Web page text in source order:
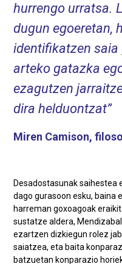
hurrengo urratsa.
dugun egoeretan,
identifikatzen saia
arteko gatazka
ezagutzen
dira helduontzat
Miren Camison,
Desadostasunak saihestea
dago gurasoon esku, baina
harreman goxoagoak
sustatze aldera,
ezartzen dizkiegun rolez
saiatzea, eta baita
batzuetan konparazio